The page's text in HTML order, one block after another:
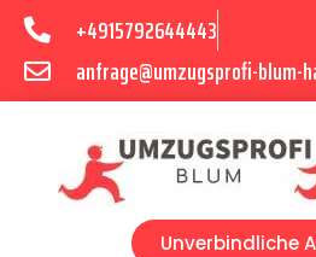
+4915792644443
anfrage@umzugsprofi-blum-
Unverbindliche